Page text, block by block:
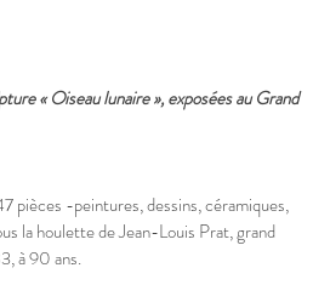
« Oiseau lunaire », exposées au Grand
pièces -peintures, dessins, céramiques,
la houlette de Jean-Louis Prat, grand
à 90 ans.